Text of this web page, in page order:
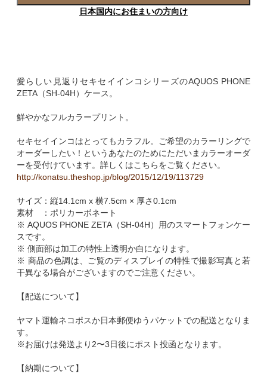
日本国内にお住まいの方向け
愛らしい見返りセキセイインコシリーズのAQUOS PHONE
ZETA（SH-04H）ケース。
鮮やかなフルカラープリント。
セキセイインコはとってもカラフル。ご希望のカラーリングで
オーダーしたい！というあなたのためにただいまカラーオーダ
ーを受付けています。詳しくはこちらをご覧ください。
http://konatsu.theshop.jp/blog/2015/12/19/113729
サイズ：縦14.1cm x 横7.5cm × 厚さ0.1cm
素材 ：ポリカーボネート
※ AQUOS PHONE ZETA（SH-04H）用のスマートフォンケー
スです。
※ 側面部は加工の特性上透明か白になります。
※ 商品の色調は、ご覧のディスプレイの特性で撮影写真と若
干異なる場合がございますのでご注意ください。
【配送について】
ヤマト運輸ネコポスか日本郵便ゆうパケットでの配送となりま
す。
※お届けは発送より2〜3日後にポスト投函となります。
【納期について】